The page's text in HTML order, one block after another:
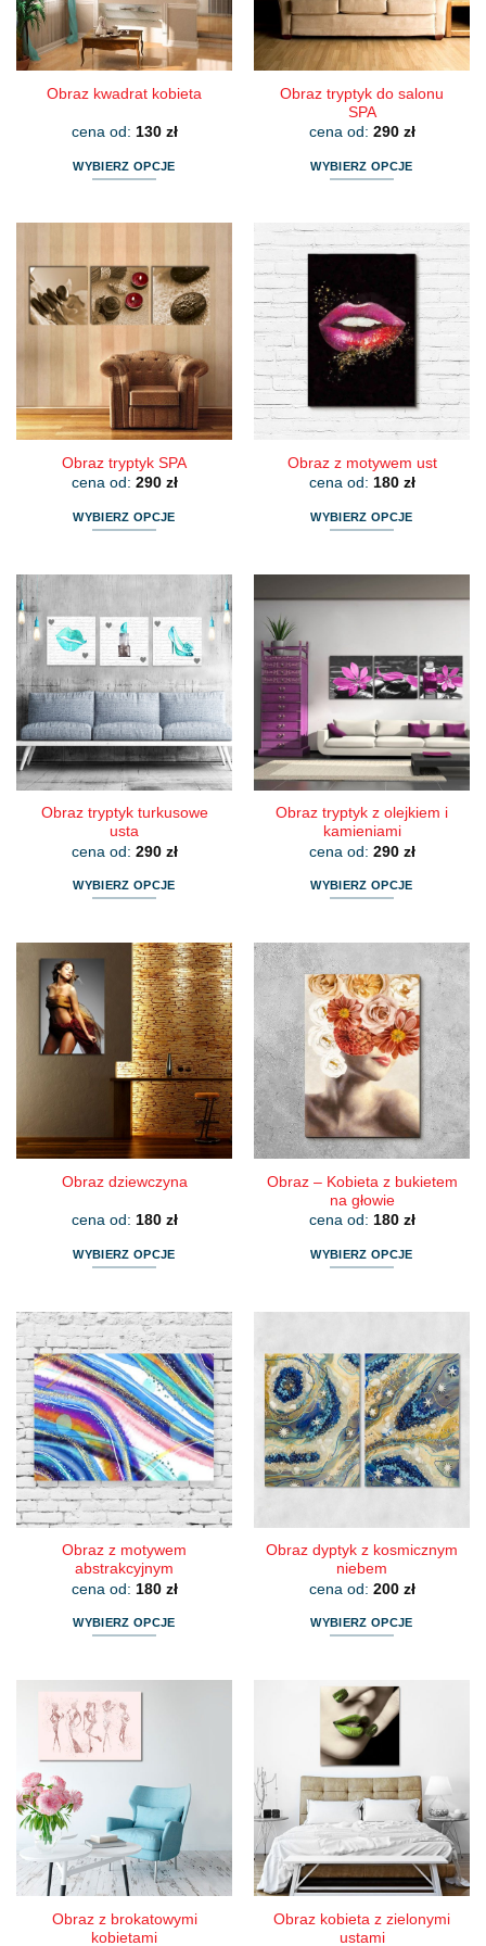
na
stronie
produktu
na
stronie
produktu
Obraz kwadrat kobieta
cena od: 130 zł
WYBIERZ OPCJE
wariantów.
Opcje
można
wybrać
na
stronie
produktu
Obraz tryptyk do salonu
SPA
cena od: 290 zł
WYBIERZ OPCJE
wariantów.
Opcje
można
wybrać
produktu
Obraz tryptyk SPA
cena od: 290 zł
WYBIERZ OPCJE
wiele
wariantów.
Opcje
można
wybrać
na
stronie
produktu
Obraz z motywem ust
cena od: 180 zł
WYBIERZ OPCJE
Opcje
można
wybrać
na
stronie
produktu
Obraz tryptyk turkusowe
usta
cena od: 290 zł
WYBIERZ OPCJE
ma
wiele
wariantów.
Opcje
można
wybrać
na
stronie
produktu
Obraz tryptyk z olejkiem i
kamieniami
cena od: 290 zł
WYBIERZ OPCJE
wiele
wariantów.
Opcje
można
wybrać
na
stronie
produktu
Obraz dziewczyna
cena od: 180 zł
WYBIERZ OPCJE
ma
wiele
wariantów.
Opcje
można
wybrać
na
stronie
produktu
Obraz – Kobieta z bukietem
na głowie
cena od: 180 zł
WYBIERZ OPCJE
wariantów.
Opcje
można
wybrać
na
stronie
Obraz z motywem
abstrakcyjnym
cena od: 180 zł
WYBIERZ OPCJE
ma
wiele
wariantów.
Opcje
można
wybrać
na
stronie
produktu
Obraz dyptyk z kosmicznym
niebem
cena od: 200 zł
WYBIERZ OPCJE
ma
wiele
wariantów.
Opcje
można
wybrać
na
stronie
produktu
Obraz z brokatowymi
kobietami
Obraz kobieta z zielonymi
ustami